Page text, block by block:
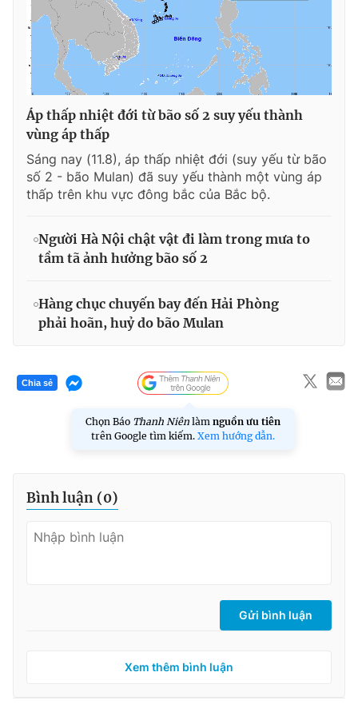
Áp thấp nhiệt đới từ bão số 2 suy yếu thành
vùng áp thấp
Sáng nay (11.8), áp thấp nhiệt đới (suy yếu từ bão
số 2 - bão Mulan) đã suy yếu thành một vùng áp
thấp trên khu vực đông bắc của Bắc bộ.
Người Hà Nội chật vật đi làm trong mưa to
tầm tã ảnh hưởng bão số 2
Hàng chục chuyến bay đến Hải Phòng
phải hoãn, huỷ do bão Mulan
Chia sẻ
Chọn Báo Thanh Niên làm nguồn ưu tiên
trên Google tìm kiếm. Xem hướng dẫn.
Bình luận (0)
Gửi bình luận
Xem thêm bình luận